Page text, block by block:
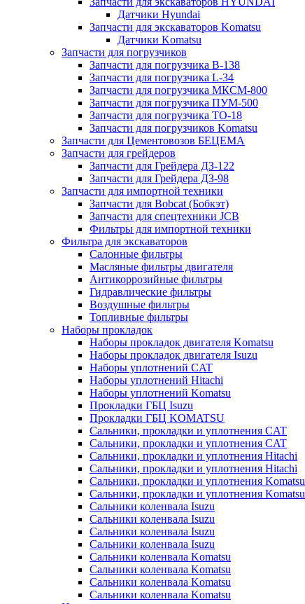
Датчики Hyundai
Запчасти для экскаваторов Komatsu
Датчики Komatsu
Запчасти для погрузчиков
Запчасти для погрузчика B-138
Запчасти для погрузчика L-34
Запчасти для погрузчика МКСМ-800
Запчасти для погрузчика ПУМ-500
Запчасти для погрузчика ТО-18
Запчасти для погрузчиков Komatsu
Запчасти для Цементовозов БЕЦЕМА
Запчасти для грейдеров
Запчасти для Грейдера ДЗ-122
Запчасти для Грейдера ДЗ-98
Запчасти для импортной техники
Запчасти для Bobcat (Бобкэт)
Запчасти для спецтехники JCB
Фильтры для импортной техники
Фильтра для экскаваторов
Салонные фильтры
Масляные фильтры двигателя
Антикоррозийные фильтры
Гидравлические фильтры
Воздушные фильтры
Топливные фильтры
Наборы прокладок
Наборы прокладок двигателя Komatsu
Наборы прокладок двигателя Isuzu
Наборы уплотнений CAT
Наборы уплотнений Hitachi
Наборы уплотнений Komatsu
Прокладки ГБЦ Isuzu
Прокладки ГБЦ KOMATSU
Сальники, прокладки и уплотнения CAT
Сальники, прокладки и уплотнения CAT
Сальники, прокладки и уплотнения Hitachi
Сальники, прокладки и уплотнения Hitachi
Сальники, прокладки и уплотнения Komatsu
Сальники, прокладки и уплотнения Komatsu
Сальники коленвала Isuzu
Сальники коленвала Isuzu
Сальники коленвала Isuzu
Сальники коленвала Isuzu
Сальники коленвала Komatsu
Сальники коленвала Komatsu
Сальники коленвала Komatsu
Сальники коленвала Komatsu